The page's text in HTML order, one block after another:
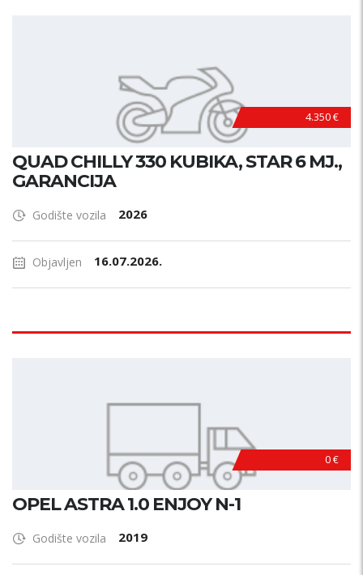
4.350 €
QUAD CHILLY 330 KUBIKA, STAR 6 MJ.,
GARANCIJA
Godište vozila 2026
Objavljen 16.07.2026.
0 €
OPEL ASTRA 1.0 ENJOY N-1
Godište vozila 2019